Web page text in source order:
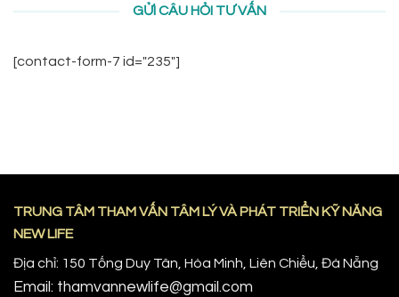
GỬI CÂU HỎI TƯ VẤN
[contact-form-7 id="235"]
TRUNG TÂM THAM VẤN TÂM LÝ VÀ PHÁT TRIỂN KỸ NĂNG
NEW LIFE
Địa chỉ: 150 Tống Duy Tân, Hòa Minh, Liên Chiểu, Đà Nẵng
Email: thamvannewlife@gmail.com